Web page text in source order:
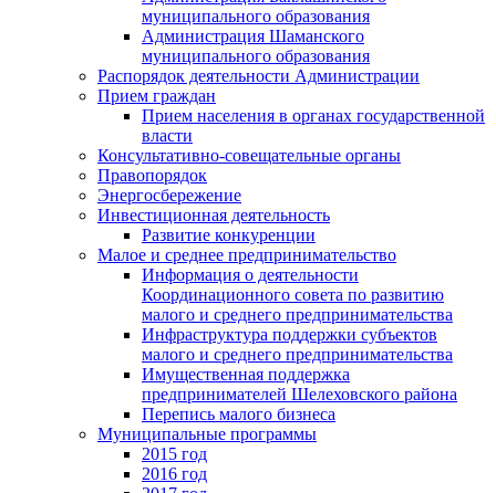
муниципального образования
Администрация Шаманского
муниципального образования
Распорядок деятельности Администрации
Прием граждан
Прием населения в органах государственной
власти
Консультативно-совещательные органы
Правопорядок
Энергосбережение
Инвестиционная деятельность
Развитие конкуренции
Малое и среднее предпринимательство
Информация о деятельности
Координационного совета по развитию
малого и среднего предпринимательства
Инфраструктура поддержки субъектов
малого и среднего предпринимательства
Имущественная поддержка
предпринимателей Шелеховского района
Перепись малого бизнеса
Муниципальные программы
2015 год
2016 год